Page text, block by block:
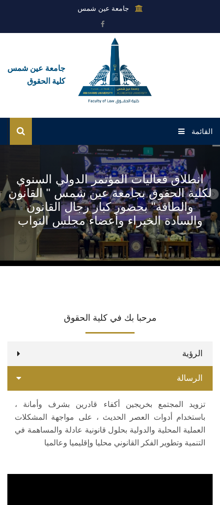
جامعة عين شمس
جامعة عين شمس
كلية الحقوق
القائمة
عن الكلية
القطاعات
المراكز والوحدات
تواصل معنا
انطلاق فعاليات المؤتمر الدولي السنوي
لكلية الحقوق بجامعة عين شمس " القانون
والطاقة" بحضور كبار رجال القانون
والسادة الخبراء وأعضاء مجلس النواب
مرحبا بك في كلية الحقوق
الرؤية
الرسالة
تزويد المجتمع بخريجين أكفاء قادرين بشرف وأمانة ،
باستخدام أدوات العصر الحديث ، على مواجهة المشكلات
العملية المحلية والدولية بحلول قانونية عادلة والمساهمة في
التنمية وتطوير الفكر القانوني محليا وإقليميا وعالميا